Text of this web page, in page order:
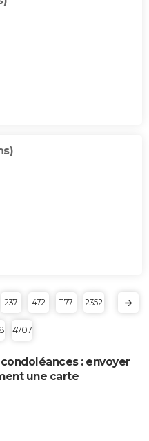
237 472 1177 2352
4707
: envoyer
une carte